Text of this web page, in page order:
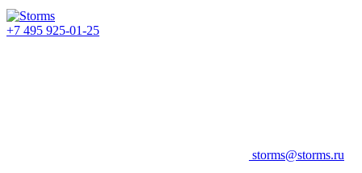
+7 495 925-01-25
storms@storms.ru